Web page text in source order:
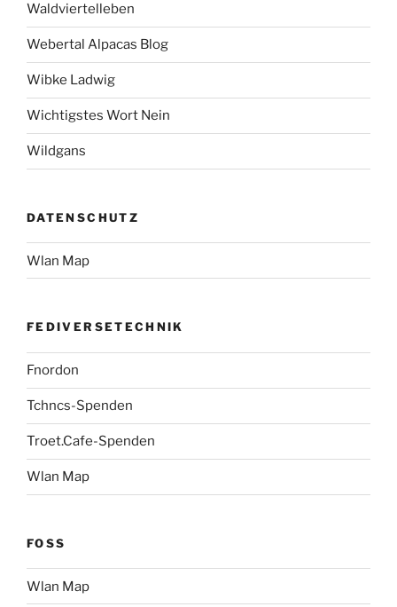
Waldviertelleben
Webertal Alpacas Blog
Wibke Ladwig
Wichtigstes Wort Nein
Wildgans
DATENSCHUTZ
Wlan Map
FEDIVERSETECHNIK
Fnordon
Tchncs-Spenden
Troet.Cafe-Spenden
Wlan Map
FOSS
Wlan Map